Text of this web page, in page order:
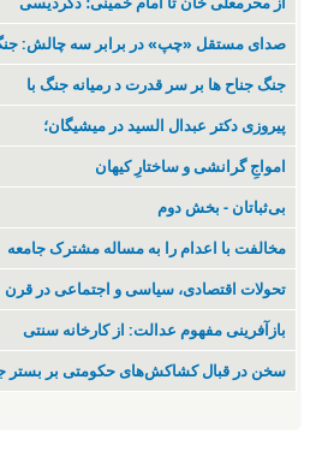
صدای مستقل «چپ» در برابر سه چالش: جنگ
جنگ جناح ها بر سر قدرت د رمیانە جنگ با
پیروزی دکتر عبدال السید در میشیگان؛
‌امواجِ گرانشی و ساختارِ کیهان
بی‌ثباتان - بخش دوم
مخالفت با اعدام را به مساله مشترک جامعه
تحولات اقتصادی، سیاسی و اجتماعی در قرن
بازآفرینی مفهوم عدالت: از کارخانه سنتی
سخن در قبال کشاکش‌های حکومتی بر بستر جنگ